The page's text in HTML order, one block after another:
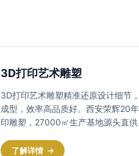
3D打印艺术雕塑
3D打印艺术雕塑精准还原设计细节
成型，效率高品质好。西安荣辉20
印雕塑，27000㎡生产基地源头直供
了解详情